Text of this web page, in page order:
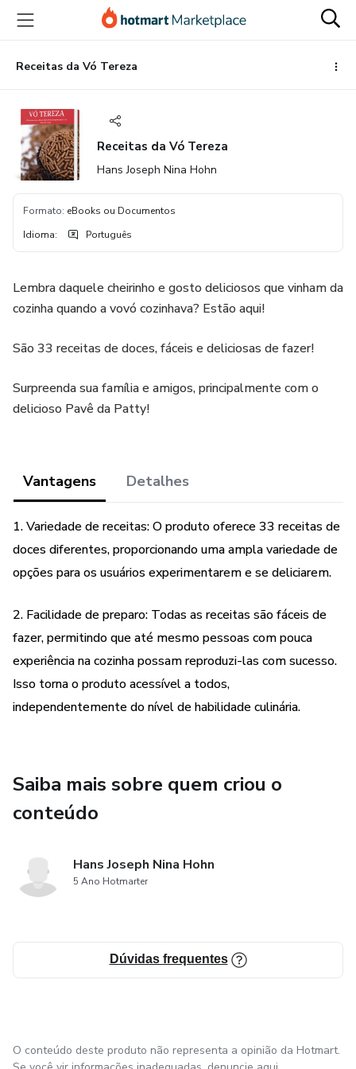
para
conteúdo
principal
para
pagamento
para
rodapé
Receitas da Vó Tereza
Receitas da Vó Tereza
Hans Joseph Nina Hohn
Formato: eBooks ou Documentos
Idioma: Português
Lembra daquele cheirinho e gosto deliciosos que vinham da
cozinha quando a vovó cozinhava? Estão aqui!
São 33 receitas de doces, fáceis e deliciosas de fazer!
Surpreenda sua família e amigos, principalmente com o
delicioso Pavê da Patty!
Vantagens Detalhes
1. Variedade de receitas: O produto oferece 33 receitas de
doces diferentes, proporcionando uma ampla variedade de
opções para os usuários experimentarem e se deliciarem.
2. Facilidade de preparo: Todas as receitas são fáceis de
fazer, permitindo que até mesmo pessoas com pouca
experiência na cozinha possam reproduzi-las com sucesso.
Isso torna o produto acessível a todos,
independentemente do nível de habilidade culinária.
Saiba mais sobre quem criou o
conteúdo
Hans Joseph Nina Hohn
5 Ano Hotmarter
Dúvidas frequentes
O conteúdo deste produto não representa a opinião da Hotmart.